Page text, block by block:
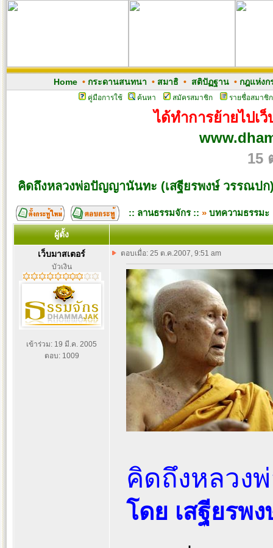
Home• กระดานสนทนา • สมาธิ• สติปัฏฐาน• กฎแห่งก
คู่มือการใช้ ค้นหา สมัครสมาชิก รายชื่อสมาชิก
ได้ทำการย้ายไปเ
15
คิดถึงหลวงพ่อปัญญานันทะ (เสฐียรพงษ์ วรรณปก
:: ลานธรรมจักร :: » บทความธรรมะ
ผู้ตั้ง
เว็บมาสเตอร์
บัวเงิน
เข้าร่วม: 19 มี.ค. 2005
ตอบ: 1009
ตอบเมื่อ: 25 ต.ค.2007, 9:51 am
คิดถึงหลวง
โดย เสฐียรพ